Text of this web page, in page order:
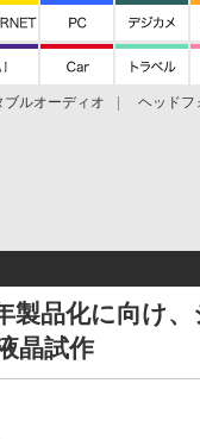
ブルオーディオ ヘッドフ
製品化に向け
晶試作